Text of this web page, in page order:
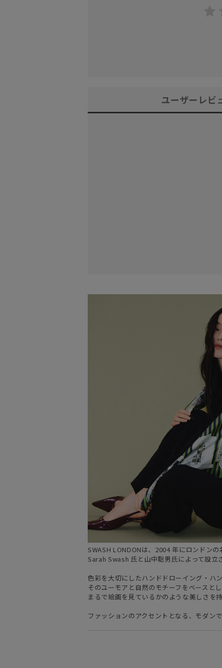
ユーザーレビ
SWASH LONDONは、2004 年にロンドン
Sarah Swash 氏と山中聡男氏によって設立
色彩を大切にしたハンドドローイング・ハ
そのユーモアと自然のモチーフをベースと
まるで絵画を見ているかのような美しさを
ファッションのアクセントとなる、モダン